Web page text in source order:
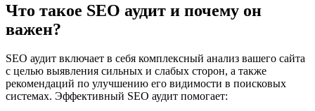
Что такое SEO аудит и почему он
важен?
SEO аудит включает в себя комплексный анализ вашего сайта
с целью выявления сильных и слабых сторон, а также
рекомендаций по улучшению его видимости в поисковых
системах. Эффективный SEO аудит помогает: